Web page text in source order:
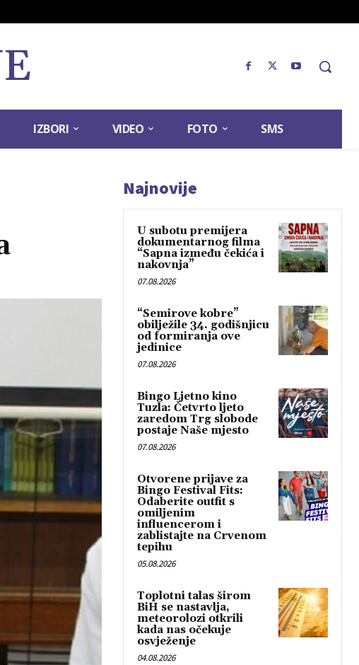
IZBORI VIDEO FOTO SMS
Najnovije
U subotu premijera
dokumentarnog filma
“Sapna između čekića i
nakovnja”
07.08.2026
“Semirove kobre”
obilježile 34. godišnjicu
od formiranja ove
jedinice
07.08.2026
Bingo Ljetno kino
Tuzla: Četvrto ljeto
zaredom Trg slobode
postaje Naše mjesto
07.08.2026
Otvorene prijave za
Bingo Festival Fits:
Odaberite outfit s
omiljenim
influencerom i
zablistajte na Crvenom
tepihu
05.08.2026
Toplotni talas širom
BiH se nastavlja,
meteorolozi otkrili
kada nas očekuje
osvježenje
04.08.2026